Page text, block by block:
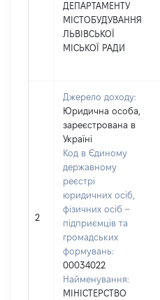
ДЕПАРТАМЕНТУ
МІСТОБУДУВАННЯ
ЛЬВІВСЬКОЇ
МІСЬКОЇ РАДИ
2
Джерело доходу:
Юридична особа,
зареєстрована в
Україні
Код в Єдиному
державному
реєстрі
юридичних осіб,
фізичних осіб –
підприємців та
громадських
формувань:
00034022
Найменування:
МІНІСТЕРСТВО